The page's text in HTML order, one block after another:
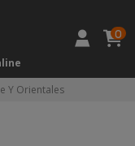
0
Y Orientales